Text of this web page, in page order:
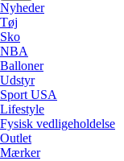
Nyheder
Tøj
Sko
NBA
Balloner
Udstyr
Sport USA
Lifestyle
Fysisk vedligeholdelse
Outlet
Mærker